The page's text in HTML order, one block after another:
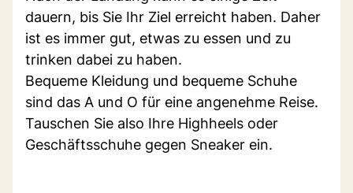
dauern, bis Sie Ihr Ziel erreicht haben. Daher
ist es immer gut, etwas zu essen und zu
trinken dabei zu haben.
Bequeme Kleidung und bequeme Schuhe
sind das A und O für eine angenehme Reise.
Tauschen Sie also Ihre Highheels oder
Geschäftsschuhe gegen Sneaker ein.